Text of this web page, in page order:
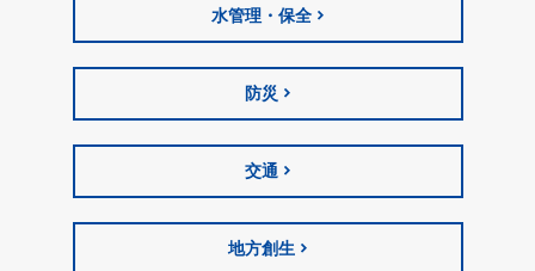
水管理・保全
防災
交通
地方創生